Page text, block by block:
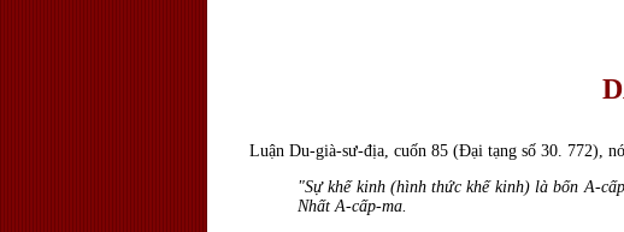
Luận Du-già-sư-địa, cuốn 85 (Đại tạng số 30. 772),
"Sự khế kinh (hình thức khế kinh) là bốn A-
Nhất A-cấp-ma.